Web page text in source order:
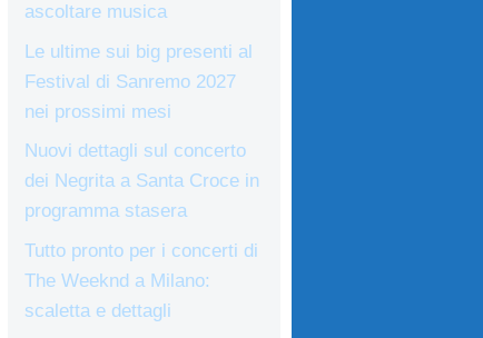
ascoltare musica
Le ultime sui big presenti al
Festival di Sanremo 2027
nei prossimi mesi
Nuovi dettagli sul concerto
dei Negrita a Santa Croce in
programma stasera
Tutto pronto per i concerti di
The Weeknd a Milano:
scaletta e dettagli